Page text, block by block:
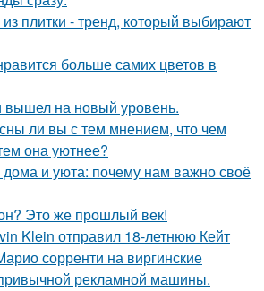
плитки - тренд, который выбирают
больше самих цветов в
вышел на новый уровень.
ли вы с тем мнением, что чем
она уютнее?
и уюта: почему нам важно своё
Это же прошлый век!
Klein отправил 18-летнюю Кейт
сорренти на виргинские
рекламной машины.